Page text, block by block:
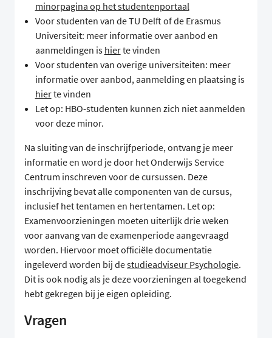
minorpagina op het studentenportaal
Voor studenten van de TU Delft of de Erasmus
Universiteit: meer informatie over aanbod en
aanmeldingen is hierte vinden
Voor studenten van overige universiteiten: meer
informatie over aanbod, aanmelding en plaatsing is
hierte vinden
Let op: HBO-studenten kunnen zich niet aanmelden
voor deze minor.
Na sluiting van de inschrijfperiode, ontvang je meer
informatie en word je door het Onderwijs Service
Centrum inschreven voor de cursussen. Deze
inschrijving bevat alle componenten van de cursus,
inclusief het tentamen en hertentamen. Let op:
Examenvoorzieningen moeten uiterlijk drie weken
voor aanvang van de examenperiode aangevraagd
worden. Hiervoor moet officiële documentatie
ingeleverd worden bij destudieadviseur Psychologie.
Dit is ook nodig als je deze voorzieningen al toegekend
hebt gekregen bij je eigen opleiding.
Vragen